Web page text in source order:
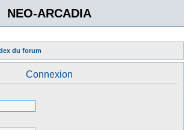
NEO-ARCADIA
du forum
Connexion